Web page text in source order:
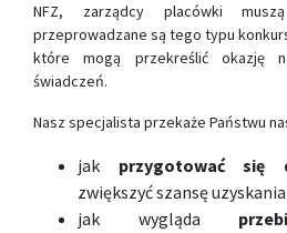
NFZ, zarządcy placówki
przeprowadzane są tego typu
które mogą przekreślić okazję
świadczeń.
Nasz specjalista przekaże Państwu
jak przygotować się
zwiększyć szansę
jak wygląda